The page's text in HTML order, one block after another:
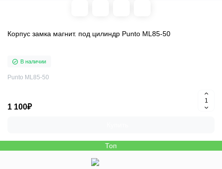
Корпус замка магнит. под цилиндр Punto ML85-50
В наличии
Punto ML85-50
1 100₽
Топ